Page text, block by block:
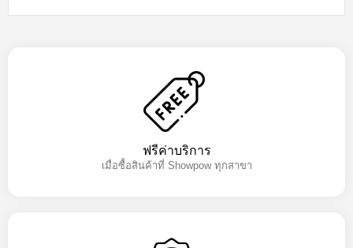
ฟรีค่าบริการ
เมื่อซื้อสินค้าที่ Showpow ทุกสาขา